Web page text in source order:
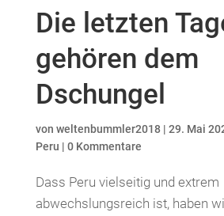
Die letzten
gehören dem
Dschungel
von weltenbummler2018| 29. Mai
Peru | 0 Kommentare
Dass Peru vielseitig und extrem
abwechslungsreich ist, haben